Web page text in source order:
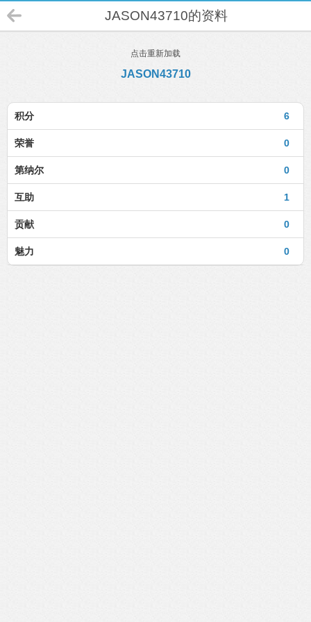
JASON43710的资料
点击重新加载
JASON43710
6
积分
0
荣誉
0
第纳尔
1
互助
0
贡献
0
魅力